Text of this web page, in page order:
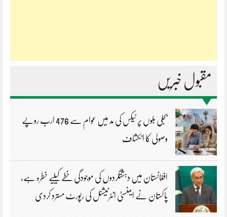
مقبول خبریں
بجلی بلوں پر ٹیکس کی مد میں عوام سے 476 ارب روپے
وصولی کا انکشاف
افغانستان میں دہشتگردوں کی موجودگی خطے کیلیے خطرہ ہے،
پاکستان نے ایمنسٹی انٹرنیشنل کی رپورٹ مسترد کردی